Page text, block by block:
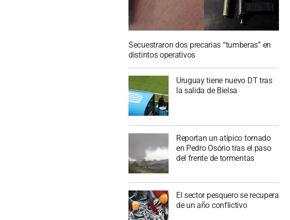
Secuestraron dos precarias “tumberas” en
distintos operativos
Uruguay tiene nuevo DT tras
la salida de Bielsa
Reportan un atípico tornado
en Pedro Osório tras el paso
del frente de tormentas
El sector pesquero se recupera
de un año conflictivo